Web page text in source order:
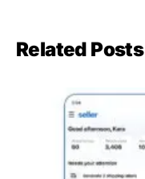
Related Posts